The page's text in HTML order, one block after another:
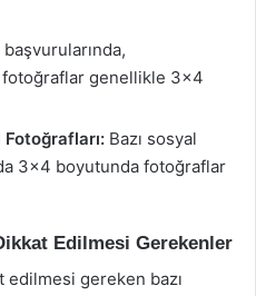
başvurularında,
genellikle 3×4
Bazı sosyal
3×4 boyutunda fotoğraflar
Edilmesi Gerekenler
gereken bazı